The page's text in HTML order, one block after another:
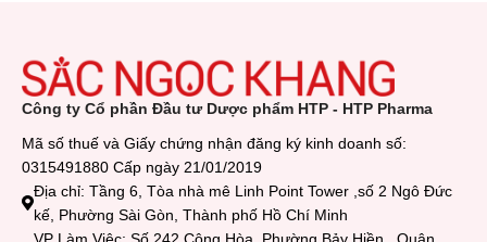
Công ty Cổ phần Đầu tư Dược phẩm HTP - HTP Pharma
Mã số thuế và Giấy chứng nhận đăng ký kinh doanh số:
0315491880 Cấp ngày 21/01/2019
Địa chỉ: Tầng 6, Tòa nhà mê Linh Point Tower ,số 2 Ngô Đức
kế, Phường Sài Gòn, Thành phố Hồ Chí Minh